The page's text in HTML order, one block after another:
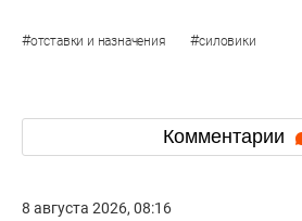
#отставки и назначения #силовики
Комментарии
8 августа 2026, 08:16